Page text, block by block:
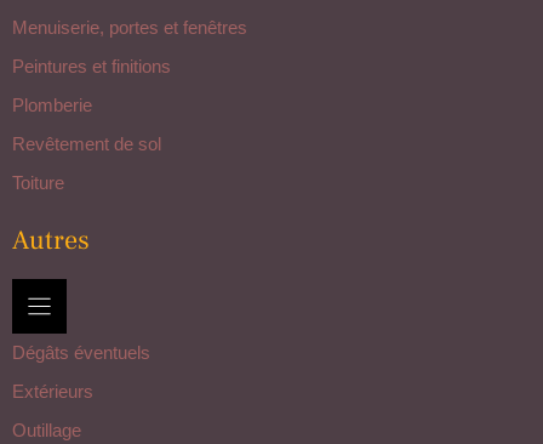
Menuiserie, portes et fenêtres
Peintures et finitions
Plomberie
Revêtement de sol
Toiture
Autres
Dégâts éventuels
Extérieurs
Outillage